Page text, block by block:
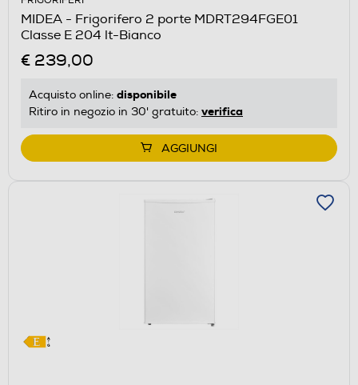
aprirà
il
Calcolatore
di
energetico
di
Youreko.
MIDEA - Frigorifero 2 porte MDRT294FGE01
Classe E 204 lt-Bianco
€ 239,00
Acquisto online: disponibile
Ritiro in negozio in 30' gratuito: verifica
AGGIUNGI